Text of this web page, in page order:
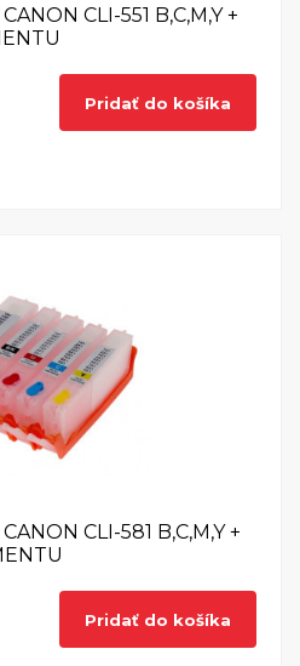
CLI-551 B,C,M,Y +
Pridať do košíka
CLI-581 B,C,M,Y +
Pridať do košíka